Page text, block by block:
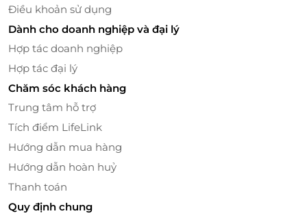
Điều khoản sử dụng
Dành cho doanh nghiệp và đại lý
Hợp tác doanh nghiệp
Hợp tác đại lý
Chăm sóc khách hàng
Trung tâm hỗ trợ
Tích điểm LifeLink
Hướng dẫn mua hàng
Hướng dẫn hoàn huỷ
Thanh toán
Quy định chung